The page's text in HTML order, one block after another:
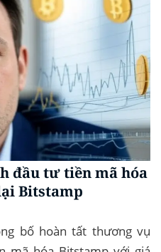
đầu tư tiền mã hóa
Bitstamp
bố hoàn tất thương vụ